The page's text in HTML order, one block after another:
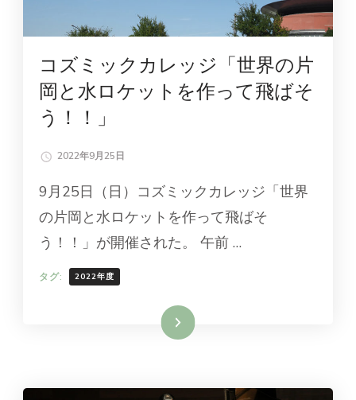
コズミックカレッジ「世界の片
岡と水ロケットを作って飛ばそ
う！！」
2022年9月25日
9月25日（日）コズミックカレッジ「世界
の片岡と水ロケットを作って飛ばそ
う！！」が開催された。 午前 …
タグ: 2022年度
続きを読む